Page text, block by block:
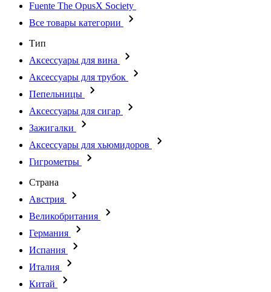
Fuente The OpusX Society
Все товары категории
Тип
Аксессуары для вина
Аксессуары для трубок
Пепельницы
Аксессуары для сигар
Зажигалки
Аксессуары для хьюмидоров
Гигрометры
Страна
Австрия
Великобритания
Германия
Испания
Италия
Китай